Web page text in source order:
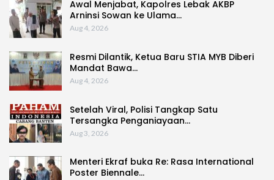
Awal Menjabat, Kapolres Lebak AKBP
Arninsi Sowan ke Ulama…
Aug 4, 2026
Resmi Dilantik, Ketua Baru STIA MYB Diberi
Mandat Bawa…
Aug 4, 2026
Setelah Viral, Polisi Tangkap Satu
Tersangka Penganiayaan…
Aug 3, 2026
Menteri Ekraf buka Re: Rasa International
Poster Biennale…